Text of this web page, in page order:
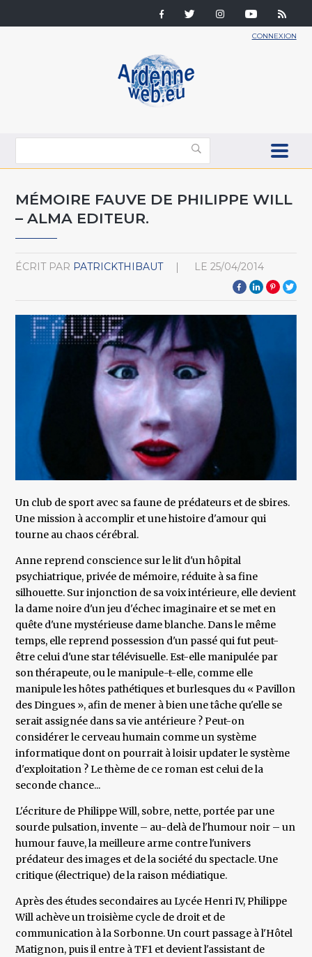
CONNEXION
MÉMOIRE FAUVE DE PHILIPPE WILL
– ALMA EDITEUR.
ÉCRIT PAR PATRICKTHIBAUT LE 25/04/2014
Un club de sport avec sa faune de prédateurs et de sbires.
Une mission à accomplir et une histoire d'amour qui
tourne au chaos cérébral.
Anne reprend conscience sur le lit d'un hôpital
psychiatrique, privée de mémoire, réduite à sa fine
silhouette. Sur injonction de sa voix intérieure, elle devient
la dame noire d'un jeu d'échec imaginaire et se met en
quête d'une mystérieuse dame blanche. Dans le même
temps, elle reprend possession d'un passé qui fut peut-
être celui d'une star télévisuelle. Est-elle manipulée par
son thérapeute, ou le manipule-t-elle, comme elle
manipule les hôtes pathétiques et burlesques du « Pavillon
des Dingues », afin de mener à bien une tâche qu'elle se
serait assignée dans sa vie antérieure ? Peut-on
considérer le cerveau humain comme un système
informatique dont on pourrait à loisir updater le système
d'exploitation ? Le thème de ce roman est celui de la
seconde chance...
L'écriture de Philippe Will, sobre, nette, portée par une
sourde pulsation, invente – au-delà de l'humour noir – un
humour fauve, la meilleure arme contre l'univers
prédateur des images et de la société du spectacle. Une
critique (électrique) de la raison médiatique.
Après des études secondaires au Lycée Henri IV, Philippe
Will achève un troisième cycle de droit et de
communication à la Sorbonne. Un court passage à l'Hôtel
Matignon, puis il entre à TF1 et devient l'assistant de